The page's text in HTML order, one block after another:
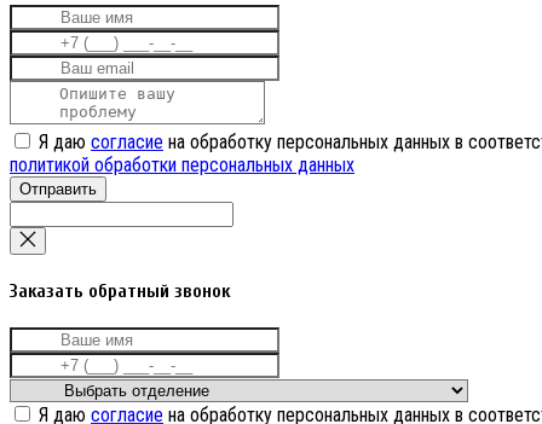
Я даю согласие на обработку персональных данных в
политикой обработки персональных данных
Отправить
Заказать обратный звонок
Я даю согласие на обработку персональных данных в